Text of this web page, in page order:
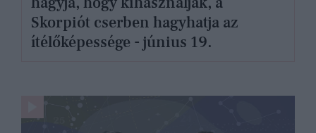
Skorpiót cserben hagyhatja az
ítélőképessége - június 19.